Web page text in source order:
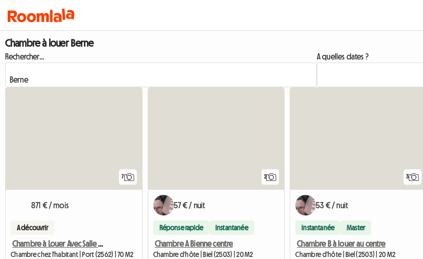
Chambre à louer Berne
Rechercher... A quelles dates ?
7
871 € / mois
A découvrir
Chambre à Louer Avec Salle De Bain Privative
Chambre chez l'habitant | Port (2562) | 70 M2
2
57 € / nuit
Réponse rapide Instantanée
Chambre A Bienne centre
Chambre d'hôte | Biel (2503) | 20 M2
3
53 € / nuit
Instantanée Master
Chambre B à louer au centre
Chambre d'hôte | Biel (2503) | 20 M2